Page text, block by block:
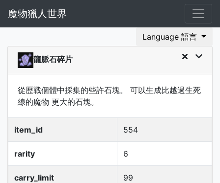
魔物獵人世界
Language 語言
龍脈石碎片
從歷戰個體中採集的些許石塊。 可以生成比越過生死
線的魔物 更大的石塊。
item_id 554
rarity 6
carry_limit 99